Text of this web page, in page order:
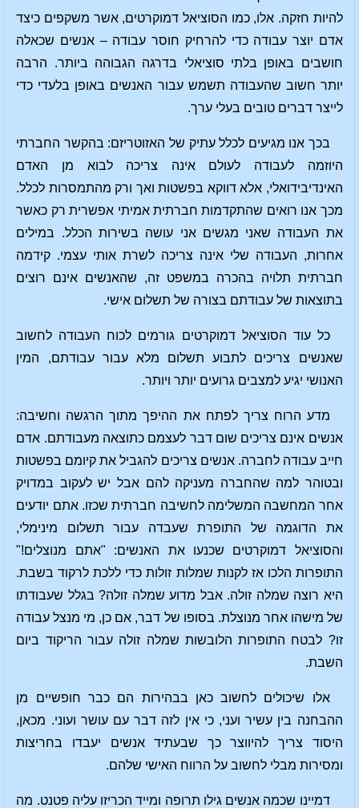
להיות חזקה. אלו, כמו הסוציאל דמוקרטים, אשר משקפים כיצד
אדם יוצר עבודה כדי להרחיק חוסר עבודה – אנשים שכאלה
חושבים באופן בלתי סוציאלי בדרגה הגבוהה ביותר. הרבה
יותר חשוב שהעבודה תשמש עבור האנשים באופן בלעדי כדי
לייצר דברים טובים בעלי ערך.
בכך אנו מגיעים לכלל עתיק של האזוטריזם: בהקשר החברתי
היוזמה לעבודה לעולם אינה צריכה לבוא מן האדם
האינדיבידואלי, אלא דווקא בפשטות ואך ורק מהתמסרות לכלל.
מכך אנו רואים שהתקדמות חברתית אמיתי אפשרית רק כאשר
את העבודה שאני מגשים אני עושה בשירות הכלל. במילים
אחרות, העבודה שלי אינה צריכה לשרת אותי עצמי. קידמה
חברתית תלויה בהכרה במשפט זה, שהאנשים אינם רוצים
בתוצאות של עבודתם בצורה של תשלום אישי.
כל עוד הסוציאל דמוקרטים גורמים לכוח העבודה לחשוב
שאנשים צריכים לתבוע תשלום מלא עבור עבודתם, המין
האנושי יגיע למצבים גרועים יותר ויותר.
מדע הרוח צריך לפתח את ההיפך מתוך הרגשה וחשיבה:
אנשים אינם צריכים שום דבר לעצמם כתוצאה מעבודתם. אדם
חייב עבודה לחברה. אנשים צריכים להגביל את קיומם בפשטות
ובטוהר למה שהחברה מעניקה להם אבל יש לעקוב במדויק
אחר המחשבה המשלימה לחשיבה חברתית שכזו. אתם יודעים
את הדוגמה של התופרת שעבדה עבור תשלום מינימלי,
והסוציאל דמוקרטים שכנעו את האנשים: "אתם מנוצלים!"
התופרות הלכו אז לקנות שמלות זולות כדי ללכת לרקוד בשבת.
היא רוצה שמלה זולה. אבל מדוע שמלה זולה? בגלל שעבודתו
של מישהו אחר מנוצלת. בסופו של דבר, אם כן, מי מנצל עבודה
זו? לבטח התופרות הלובשות שמלה זולה עבור הריקוד ביום
השבת.
אלו שיכולים לחשוב כאן בבהירות הם כבר חופשיים מן
ההבחנה בין עשיר ועני, כי אין לזה דבר עם עושר ועוני. מכאן,
היסוד צריך להיווצר כך שבעתיד אנשים יעבדו בחריצות
ומסירות מבלי לחשוב על הרווח האישי שלהם.
דמיינו שכמה אנשים גילו תרופה ומייד הכריזו עליה פטנט. מה